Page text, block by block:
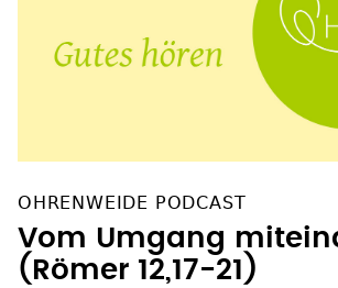
Vom Umgang
(Römer 12,17-21)
SOZIALE NETZWERKE
Facebook